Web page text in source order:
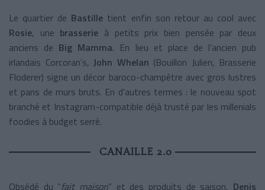
Le quartier de Bastille tient enfin son retour au cool avec
Rosie, une brasserie à petits prix bien pensée par deux
anciens de Big Mamma. En lieu et place de l’ancien pub
irlandais Corcoran’s, John Whelan (Bouillon Julien, Brasserie
Floderer) signe un décor baroco-champêtre avec gros lustres
et pans de murs bruts. En d’autres termes : le nouveau spot
branché et Instagram-compatible déjà trusté par les millenials
foodies à budget serré.
CANAILLE 2.0
Obsédé du “fait maison” et des produits de saison, Denis